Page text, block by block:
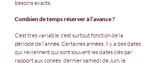
besoins exacts.
Combien de temps réserver à l’avance ?
C’est très variable, c’est surtout fonction de la
période de l’année. Certaines années, il y a des dates
qui reviennent qui sont souvent les dates clés par
rapport aux congés: dernier samedi de Juin, le